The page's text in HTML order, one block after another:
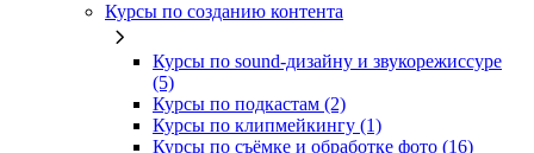
Курсы по созданию контента
Курсы по sound-дизайну и звукорежиссуре
(5)
Курсы по подкастам (2)
Курсы по клипмейкингу (1)
Курсы по съёмке и обработке фото (16)